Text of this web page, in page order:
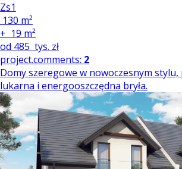
Zs1
130 m²
+ 19 m²
od 485 tys. zł
project.comments: 2
Domy szeregowe w nowoczesnym
lukarna i energooszczędna bryła.